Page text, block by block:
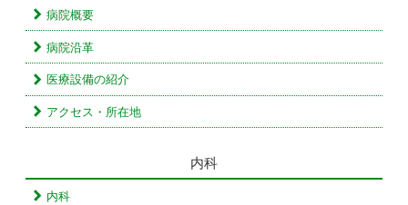
病院概要
病院沿革
医療設備の紹介
アクセス・所在地
内科
内科